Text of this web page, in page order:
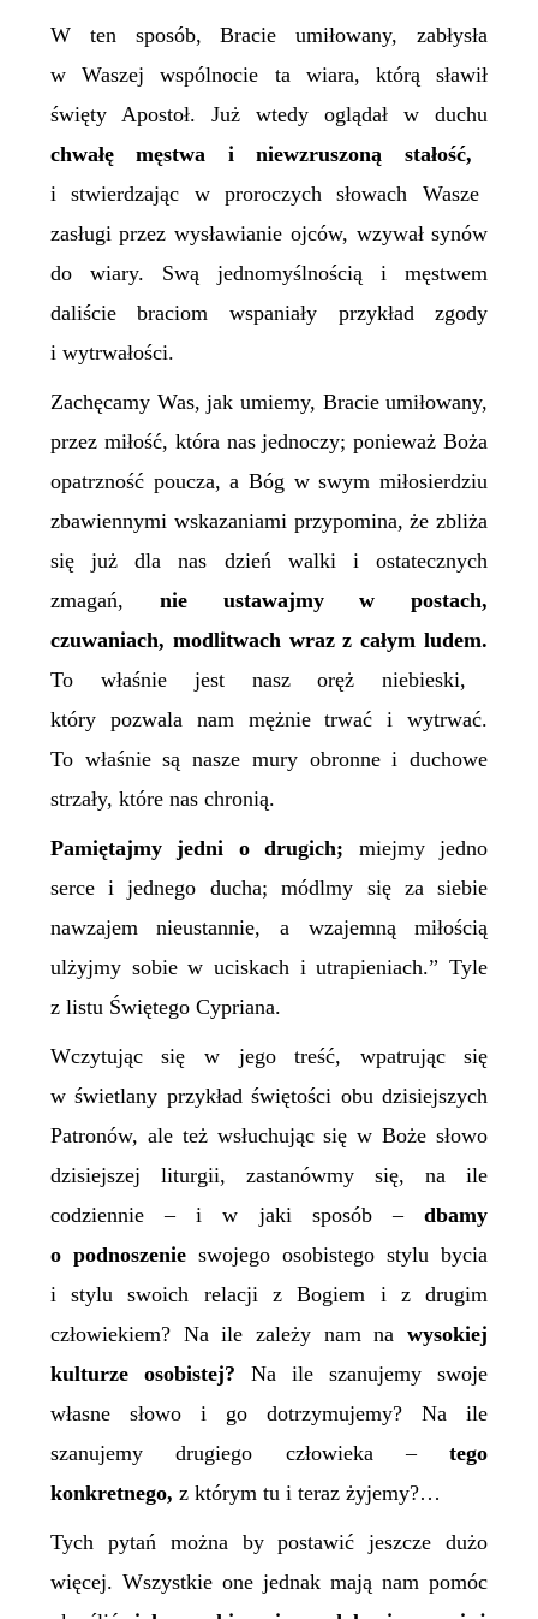
W ten sposób,Bracie umiłowany, zabłysła
wWaszej wspólnocie ta wiara, którą sławił
święty Apostoł. Już wtedy oglądał w duchu
chwałę męstwa i niewzruszoną stałość,
i stwierdzając w proroczych słowach Wasze
zasługi przez wysławianie ojców, wzywał synów
do wiary. Swą jednomyślnością i męstwem
daliście braciom wspaniały przykład zgody
i wytrwałości.
Zachęcamy Was, jak umiemy, Bracie umiłowany,
przez miłość, która nas jednoczy; ponieważ Boża
opatrzność poucza, a Bóg w swym miłosierdziu
zbawiennymi wskazaniami przypomina, że zbliża
się już dla nas dzień walki i ostatecznych
zmagań, nie ustawajmy w postach,
czuwaniach, modlitwach wraz z całym ludem.
To właśnie jest nasz oręż niebieski,
który pozwala nam mężnie trwać i wytrwać.
To właśnie są nasze mury obronne i duchowe
strzały, które nas chronią.
Pamiętajmy jedni o drugich; miejmy jedno
serce i jednego ducha; módlmy się za siebie
nawzajem nieustannie, a wzajemną miłością
ulżyjmy sobie w uciskach i utrapieniach.”Tyle
z listu Świętego Cypriana.
Wczytując się w jego treść, wpatrując się
w świetlany przykład świętości obu dzisiejszych
Patronów, ale też wsłuchując się w Boże słowo
dzisiejszej liturgii, zastanówmy się, na ile
codziennie – i w jaki sposób –dbamy
o podnoszenie swojego osobistego stylu bycia
i stylu swoich relacji z Bogiem i z drugim
człowiekiem? Na ile zależy nam nawysokiej
kulturze osobistej? Na ile szanujemy swoje
własne słowo i go dotrzymujemy? Na ile
szanujemy drugiego człowieka –tego
konkretnego, z którym tu i teraz żyjemy?…
Tych pytań można by postawić jeszcze dużo
więcej. Wszystkie one jednak mają nam pomóc